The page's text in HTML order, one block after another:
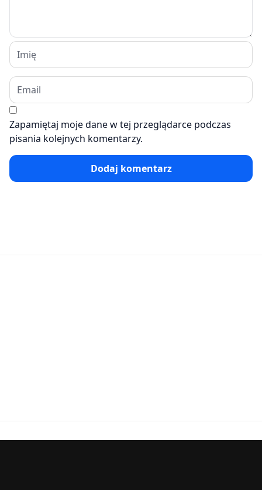
Zapamiętaj moje dane w tej przeglądarce podczas
pisania kolejnych komentarzy.
Dodaj komentarz